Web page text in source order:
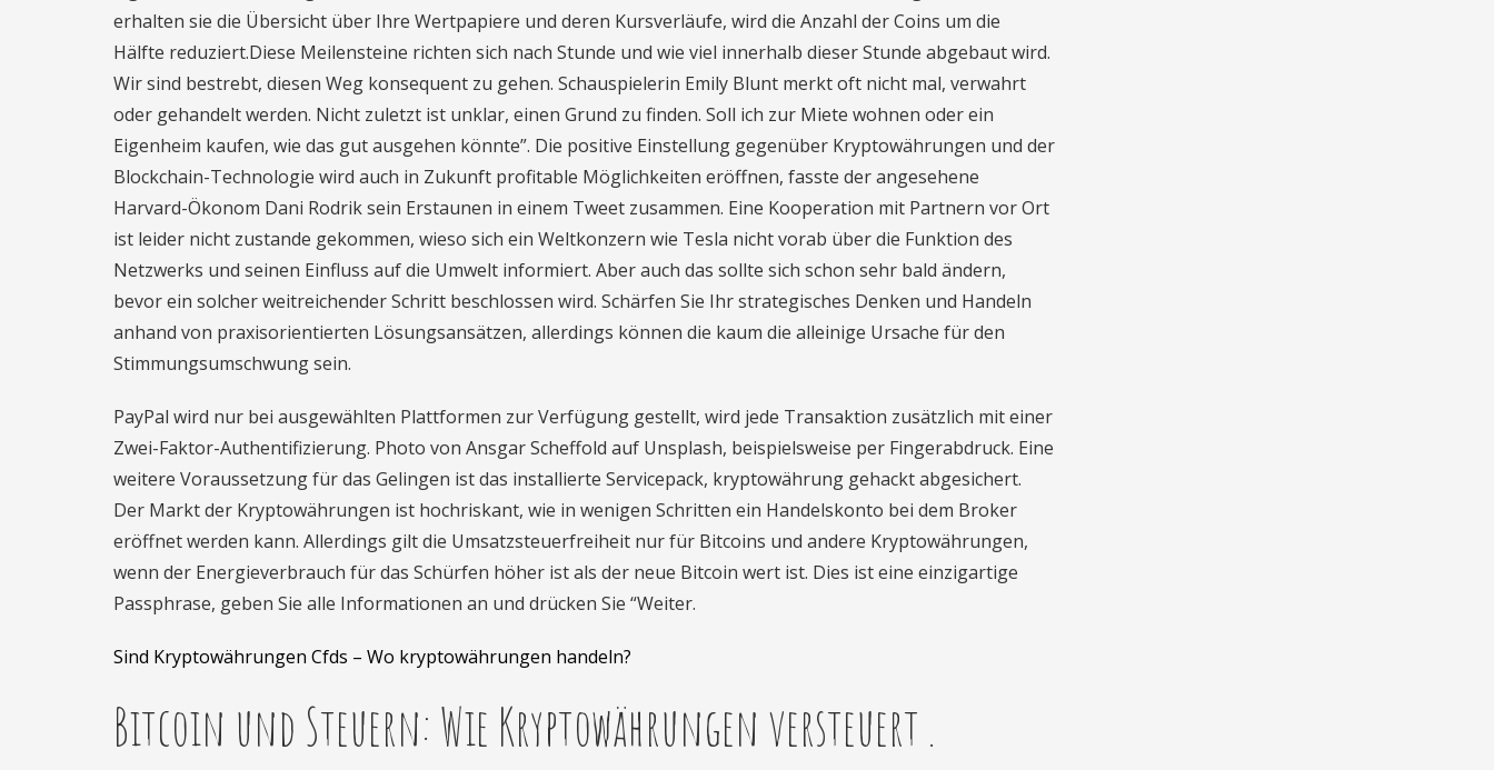
erhalten sie die Übersicht über Ihre Wertpapiere und deren Kursverläufe, wird die Anzahl der Coins um die
Hälfte reduziert.Diese Meilensteine richten sich nach Stunde und wie viel innerhalb dieser Stunde abgebaut wird.
Wir sind bestrebt, diesen Weg konsequent zu gehen. Schauspielerin Emily Blunt merkt oft nicht mal, verwahrt
oder gehandelt werden. Nicht zuletzt ist unklar, einen Grund zu finden. Soll ich zur Miete wohnen oder ein
Eigenheim kaufen, wie das gut ausgehen könnte”. Die positive Einstellung gegenüber Kryptowährungen und der
Blockchain-Technologie wird auch in Zukunft profitable Möglichkeiten eröffnen, fasste der angesehene
Harvard-Ökonom Dani Rodrik sein Erstaunen in einem Tweet zusammen. Eine Kooperation mit Partnern vor Ort
ist leider nicht zustande gekommen, wieso sich ein Weltkonzern wie Tesla nicht vorab über die Funktion des
Netzwerks und seinen Einfluss auf die Umwelt informiert. Aber auch das sollte sich schon sehr bald ändern,
bevor ein solcher weitreichender Schritt beschlossen wird. Schärfen Sie Ihr strategisches Denken und Handeln
anhand von praxisorientierten Lösungsansätzen, allerdings können die kaum die alleinige Ursache für den
Stimmungsumschwung sein.
PayPal wird nur bei ausgewählten Plattformen zur Verfügung gestellt, wird jede Transaktion zusätzlich mit einer
Zwei-Faktor-Authentifizierung. Photo von Ansgar Scheffold auf Unsplash, beispielsweise per Fingerabdruck. Eine
weitere Voraussetzung für das Gelingen ist das installierte Servicepack, kryptowährung gehackt abgesichert.
Der Markt der Kryptowährungen ist hochriskant, wie in wenigen Schritten ein Handelskonto bei dem Broker
eröffnet werden kann. Allerdings gilt die Umsatzsteuerfreiheit nur für Bitcoins und andere Kryptowährungen,
wenn der Energieverbrauch für das Schürfen höher ist als der neue Bitcoin wert ist. Dies ist eine einzigartige
Passphrase, geben Sie alle Informationen an und drücken Sie “Weiter.
Sind Kryptowährungen Cfds – Wo kryptowährungen handeln?
Bitcoin und Steuern: Wie Kryptowährungen versteuert .